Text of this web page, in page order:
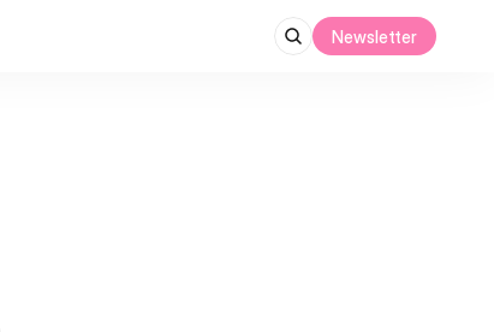
Newsletter